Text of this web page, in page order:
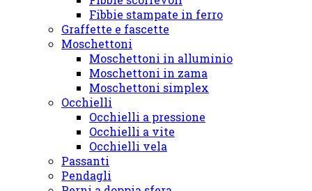
Fibbie stampate in ferro
Graffette e fascette
Moschettoni
Moschettoni in alluminio
Moschettoni in zama
Moschettoni simplex
Occhielli
Occhielli a pressione
Occhielli a vite
Occhielli vela
Passanti
Pendagli